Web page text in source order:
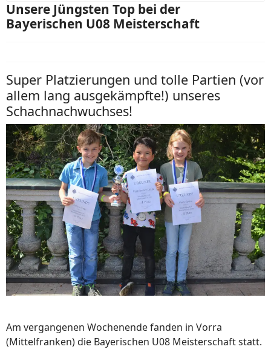
Unsere Jüngsten Top bei der
Bayerischen U08 Meisterschaft
Super Platzierungen und tolle Partien (vor
allem lang ausgekämpfte!) unseres
Schachnachwuchses!
Am vergangenen Wochenende fanden in Vorra
(Mittelfranken) die Bayerischen U08 Meisterschaft statt.